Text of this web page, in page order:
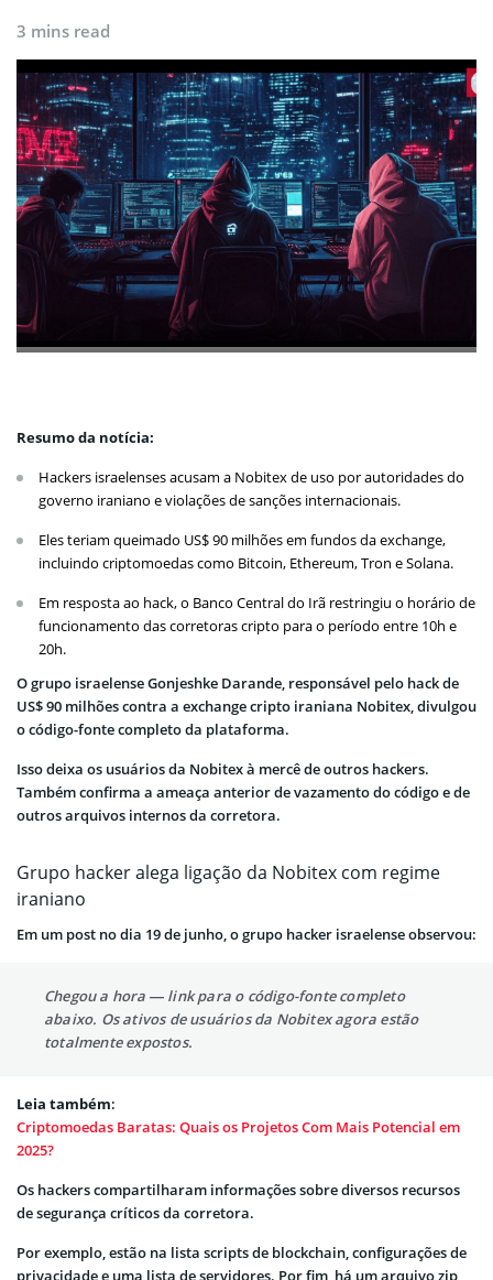
3 mins read
Resumo da notícia:
Hackers israelenses acusam a Nobitex de uso por autoridades do
governo iraniano e violações de sanções internacionais.
Eles teriam queimado US$ 90 milhões em fundos da exchange,
incluindo criptomoedas como Bitcoin, Ethereum, Tron e Solana.
Em resposta ao hack, o Banco Central do Irã restringiu o horário de
funcionamento das corretoras cripto para o período entre 10h e
20h.
O grupo israelense Gonjeshke Darande, responsável pelo hack de
US$ 90 milhões contra a exchange cripto iraniana Nobitex, divulgou
o código-fonte completo da plataforma.
Isso deixa os usuários da Nobitex à mercê de outros hackers.
Também confirma a ameaça anterior de vazamento do código e de
outros arquivos internos da corretora.
Grupo hacker alega ligação da Nobitex com regime
iraniano
Em um post no dia 19 de junho, o grupo hacker israelense observou:
Chegou a hora — link para o código-fonte completo
abaixo. Os ativos de usuários da Nobitex agora estão
totalmente expostos.
Leia também:
Criptomoedas Baratas: Quais os Projetos Com Mais Potencial em
2025?
Os hackers compartilharam informações sobre diversos recursos
de segurança críticos da corretora.
Por exemplo, estão na lista scripts de blockchain, configurações de
privacidade e uma lista de servidores. Por fim, há um arquivo zip